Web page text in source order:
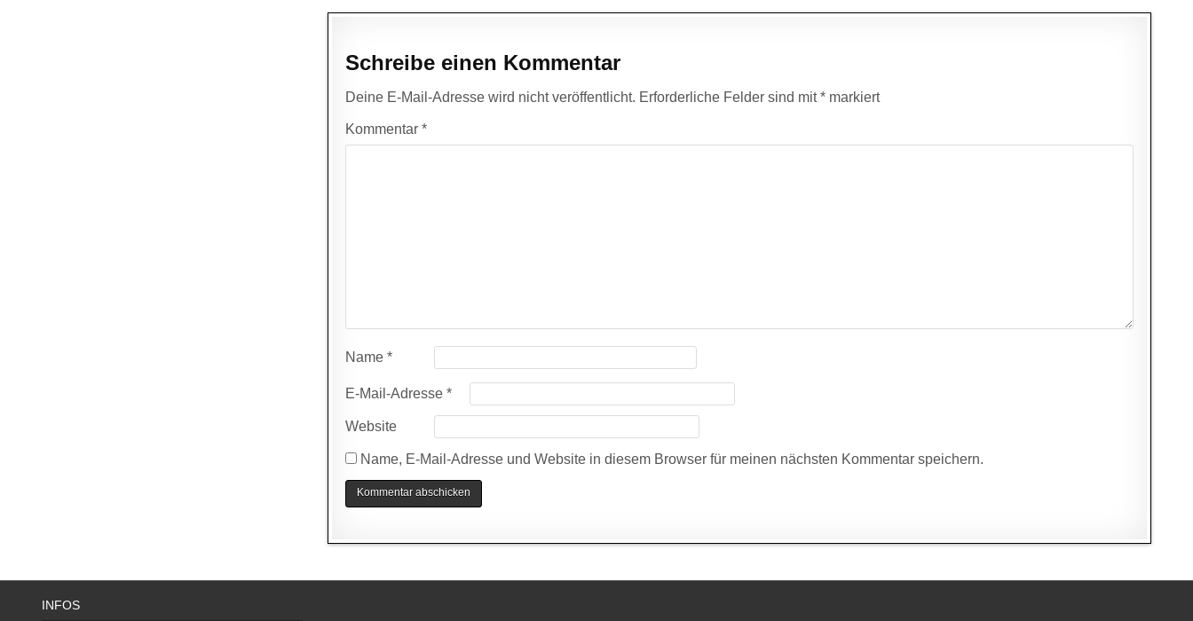
Schreibe einen Kommentar
Deine E-Mail-Adresse wird nicht veröffentlicht. Erforderliche Felder sind mit* markiert
Kommentar*
Name*
E-Mail-Adresse*
Website
Name, E-Mail-Adresse und Website in diesem Browser für meinen nächsten Kommentar speichern.
INFOS